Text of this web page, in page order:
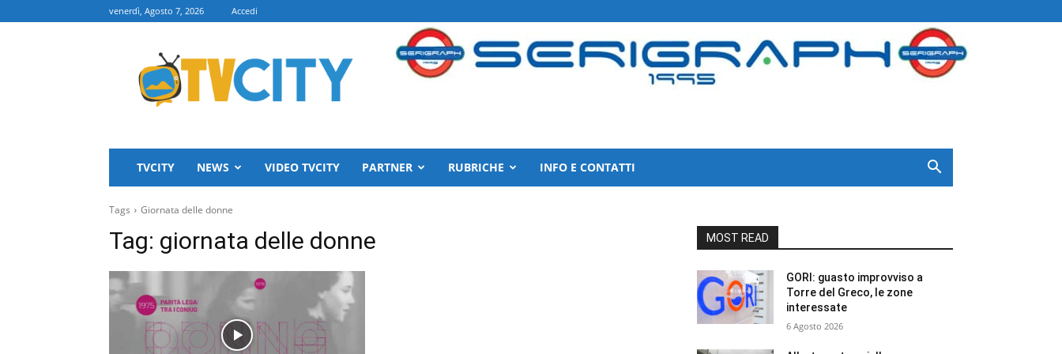
venerdì, Agosto 7, 2026 Accedi
TVCITY
TVCITY NEWS VIDEO TVCITY PARTNER RUBRICHE INFO E CONTATTI
Tags Giornata delle donne
Tag: giornata delle donne MOST READ
GORI: guasto improvviso a
Torre del Greco, le zone
interessate
6 Agosto 2026